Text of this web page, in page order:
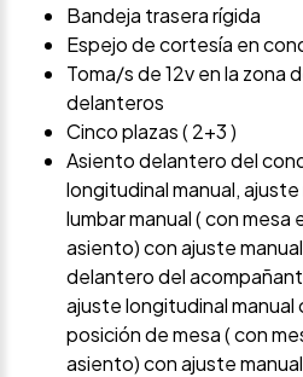
Bandeja trasera rígida
Espejo de cortesía en
Toma/s de 12v en la zona
delanteros
Cinco plazas ( 2+3 )
Asiento delantero del
longitudinal manual,
lumbar manual ( con mesa
asiento) con ajuste
delantero del
ajuste longitudinal
posición de mesa ( con
asiento) con ajuste